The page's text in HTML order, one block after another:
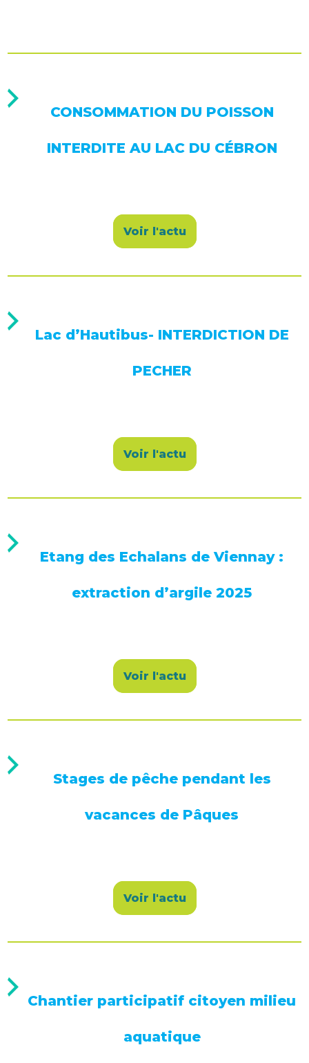
Voir l'actu
CONSOMMATION DU POISSON
INTERDITE AU LAC DU CÉBRON
Voir l'actu
Lac d’Hautibus- INTERDICTION DE
PECHER
Voir l'actu
Etang des Echalans de Viennay :
extraction d’argile 2025
Voir l'actu
Stages de pêche pendant les
vacances de Pâques
Chantier participatif citoyen milieu
aquatique